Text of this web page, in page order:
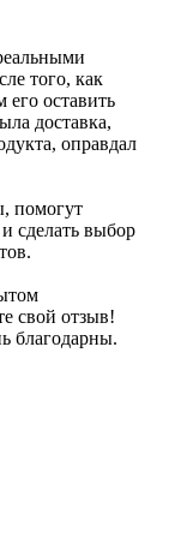
— для
—
сухом месте
не
того, как
оставить
доставка,
оправдал
помогут
сделать выбор
свой отзыв!
благодарны.